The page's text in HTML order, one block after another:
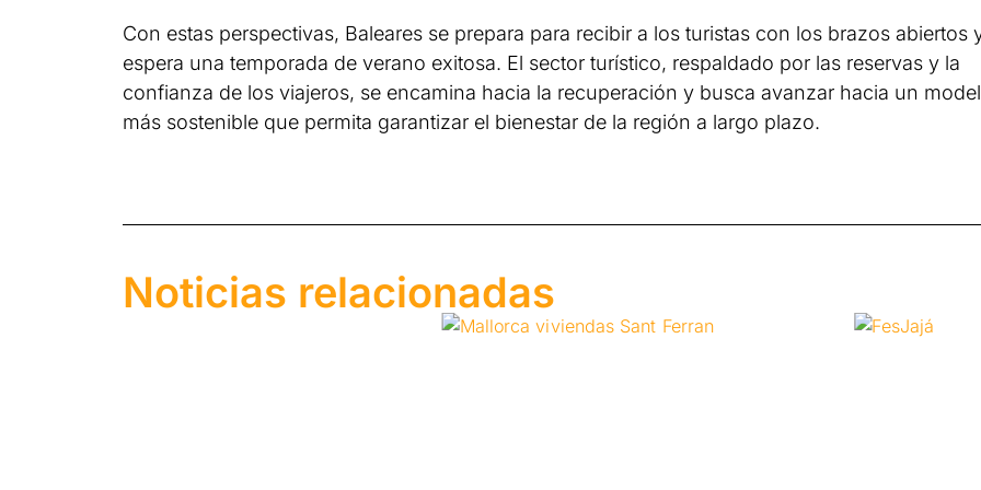
Con estas perspectivas, Baleares se prepara para recibir a los turistas con los brazos abiertos
espera una temporada de verano exitosa. El sector turístico, respaldado por las reservas y la
confianza de los viajeros, se encamina hacia la recuperación y busca avanzar hacia un
más sostenible que permita garantizar el bienestar de la región a largo plazo.
Noticias relacionadas